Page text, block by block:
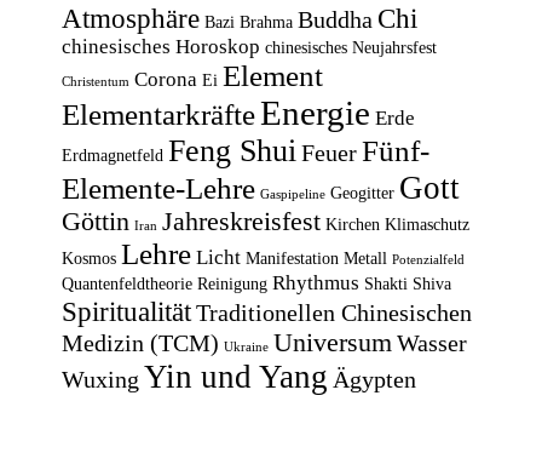
Atmosphäre Bazi Brahma Buddha Chi
chinesisches Horoskop chinesisches Neujahrsfest
Christentum Corona Ei Element
ElementarkräfteEnergie Erde
Erdmagnetfeld Feng Shui Feuer Fünf-
Elemente-Lehre Gaspipeline Geogitter Gott
Göttin Iran Jahreskreisfest Kirchen Klimaschutz
Kosmos Lehre Licht Manifestation Metall Potenzialfeld
Quantenfeldtheorie Reinigung Rhythmus Shakti Shiva
Spiritualität Traditionellen Chinesischen
Medizin (TCM) Ukraine Universum Wasser
Wuxing Yin und Yang Ägypten